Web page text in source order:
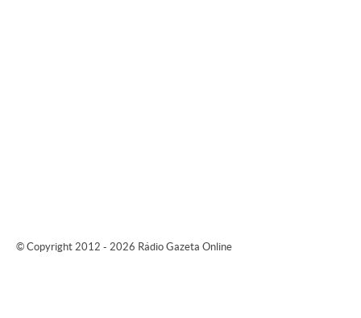
© Copyright 2012 - 2026 Rádio Gazeta Online